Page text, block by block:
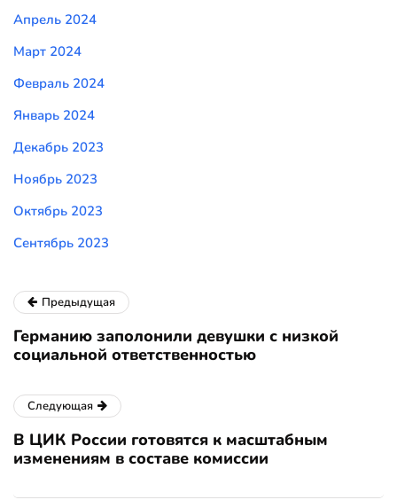
Апрель 2024
Март 2024
Февраль 2024
Январь 2024
Декабрь 2023
Ноябрь 2023
Октябрь 2023
Сентябрь 2023
Предыдущая
Германию заполонили девушки с низкой
социальной ответственностью
Следующая
В ЦИК России готовятся к масштабным
изменениям в составе комиссии